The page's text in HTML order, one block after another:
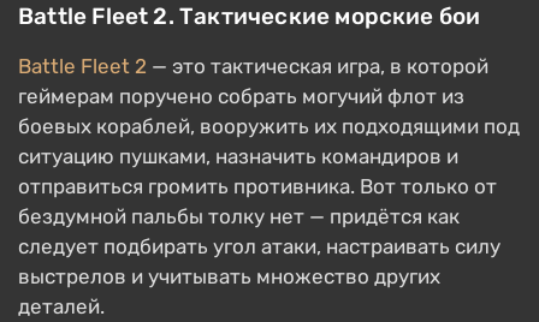
Battle Fleet 2. Тактические морские бои
Battle Fleet 2 — это тактическая игра, в которой
геймерам поручено собрать могучий флот из
боевых кораблей, вооружить их подходящими под
ситуацию пушками, назначить командиров и
отправиться громить противника. Вот только от
бездумной пальбы толку нет — придётся как
следует подбирать угол атаки, настраивать силу
выстрелов и учитывать множество других
деталей.